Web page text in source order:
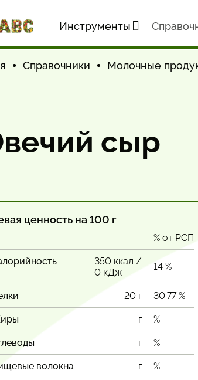
Инструменты
Справочники Молочные
сыр
ценность на 100 г
% от РСП
350 ккал /
0 кДж
14 %
20 г 30.77 %
г %
г %
волокна г %